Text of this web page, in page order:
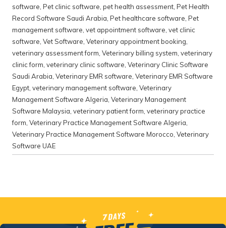
software Pet clinic software pet health assessment Pet Health
Record Software Saudi Arabia Pet healthcare software Pet
management software vet appointment software vet clinic
software Vet Software Veterinary appointment booking
veterinary assessment form Veterinary billing system veterinary
clinic form veterinary clinic software Veterinary Clinic Software
Saudi Arabia Veterinary EMR software Veterinary EMR Software
Egypt veterinary management software Veterinary
Management Software Algeria Veterinary Management
Software Malaysia veterinary patient form veterinary practice
form Veterinary Practice Management Software Algeria
Veterinary Practice Management Software Morocco Veterinary
Software UAE